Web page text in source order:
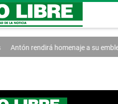
Antón rendirá homenaje a su